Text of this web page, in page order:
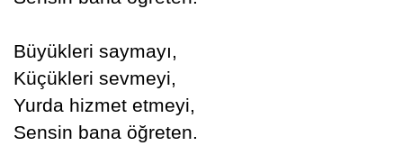
Büyükleri saymayı,
Küçükleri sevmeyi,
Yurda hizmet etmeyi,
Sensin bana öğreten.